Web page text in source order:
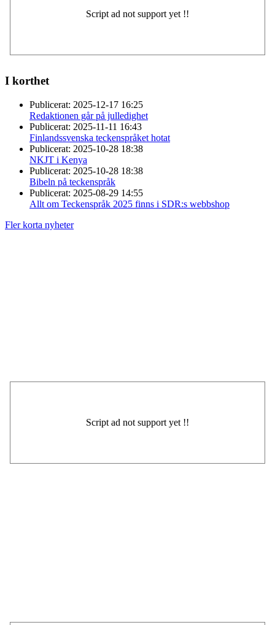
I korthet
Publicerat: 2025-12-17 16:25
Redaktionen går på julledighet
Publicerat: 2025-11-11 16:43
Finlandssvenska teckenspråket hotat
Publicerat: 2025-10-28 18:38
NKJT i Kenya
Publicerat: 2025-10-28 18:38
Bibeln på teckenspråk
Publicerat: 2025-08-29 14:55
Allt om Teckenspråk 2025 finns i SDR:s webbshop
Fler korta nyheter